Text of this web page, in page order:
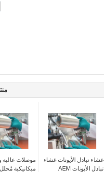
موصلات عالية
ميكانيكية مُحلل
غشاء تبادل الأيونات غشاء
تبادل الأيونات AEM